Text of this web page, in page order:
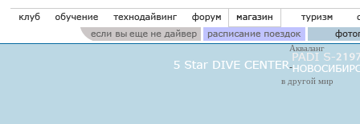
Акваланг
в другой мир